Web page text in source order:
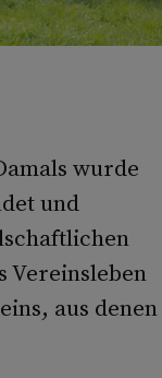
wurde
und
Vereinsleben
aus denen